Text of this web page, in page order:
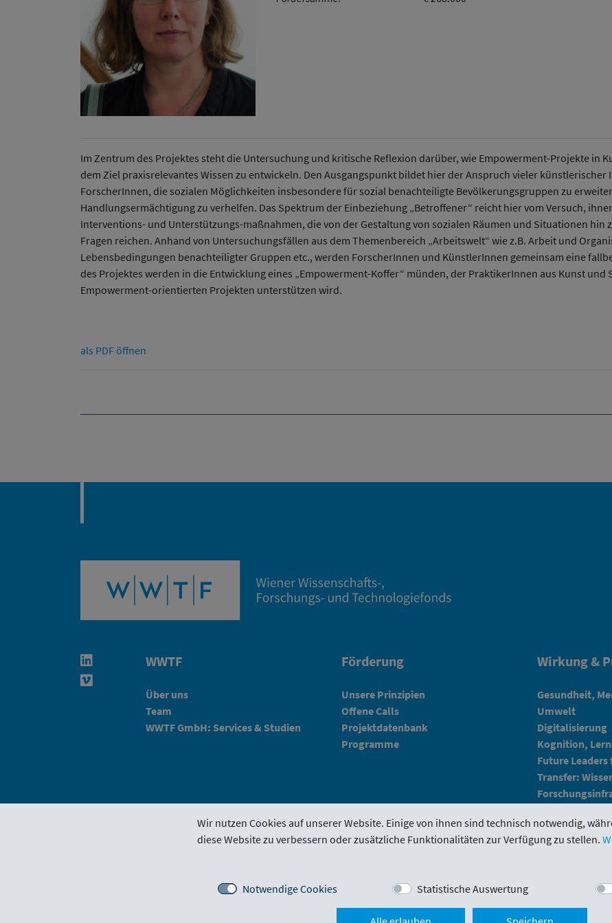
Im Zentrum des Projektes steht die Untersuchung und kritische Reflexion darüber, wie Empowerment-Projekte in
dem Ziel praxisrelevantes Wissen zu entwickeln. Den Ausgangspunkt bildet hier der Anspruch vieler
ForscherInnen, die sozialen Möglichkeiten insbesondere für sozial benachteiligte Bevölkerungsgruppen zu
Handlungsermächtigung zu verhelfen. Das Spektrum der Einbeziehung „Betroffener“ reicht hier vom Versuch,
Interventions- und Unterstützungs-maßnahmen, die von der Gestaltung von sozialen Räumen und Situationen
Fragen reichen. Anhand von Untersuchungsfällen aus dem Themenbereich „Arbeitswelt“ wie z.B. Arbeit und
Lebensbedingungen benachteiligter Gruppen etc., werden ForscherInnen und KünstlerInnen gemeinsam eine
des Projektes werden in die Entwicklung eines „Empowerment-Koffer“ münden, der PraktikerInnen aus Kunst
Empowerment-orientierten Projekten unterstützen wird.
als PDF öffnen
Linkedin in neuem Fenster öffnen
WWTF
Über uns
Team
WWTF GmbH: Services & Studien
Förderung
Unsere Prinzipien
Offene Calls
Projektdatenbank
Programme
Wirkung &
Gesundheit,
Umwelt
Digitalisierung
Kognition,
Future
Transfer:
Wir nutzen Cookies auf unserer Website. Einige von ihnen sind technisch notwendig,
diese Website zu verbessern oder zusätzliche Funktionalitäten zur Verfügung zu stellen.
Notwendige Cookies Statistische Auswertung